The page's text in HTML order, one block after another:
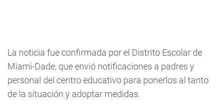
La noticia fue confirmada por el Distrito Escolar de
Miami-Dade, que envió notificaciones a padres y
personal del centro educativo para ponerlos al tanto
de la situación y adoptar medidas.